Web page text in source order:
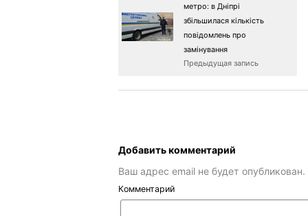
метро: в Дніпрі
збільшилася кількість
повідомлень про
замінування
Предыдущая запись
Добавить комментарий
Ваш адрес email не будет опубликован.
Комментарий